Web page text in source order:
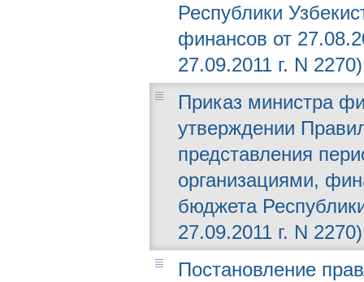
Республики
финансов от
27.09.2011 г. N 2270)
Приказ министра
утверждении
представления
организациями,
бюджета
27.09.2011 г. N 2270)
Постановление